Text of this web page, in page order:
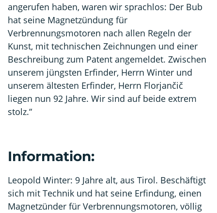
angerufen haben, waren wir sprachlos: Der Bub
hat seine Magnetzündung für
Verbrennungsmotoren nach allen Regeln der
Kunst, mit technischen Zeichnungen und einer
Beschreibung zum Patent angemeldet. Zwischen
unserem jüngsten Erfinder, Herrn Winter und
unserem ältesten Erfinder, Herrn Florjančič
liegen nun 92 Jahre. Wir sind auf beide extrem
stolz.“
Information:
Leopold Winter: 9 Jahre alt, aus Tirol. Beschäftigt
sich mit Technik und hat seine Erfindung, einen
Magnetzünder für Verbrennungsmotoren, völlig